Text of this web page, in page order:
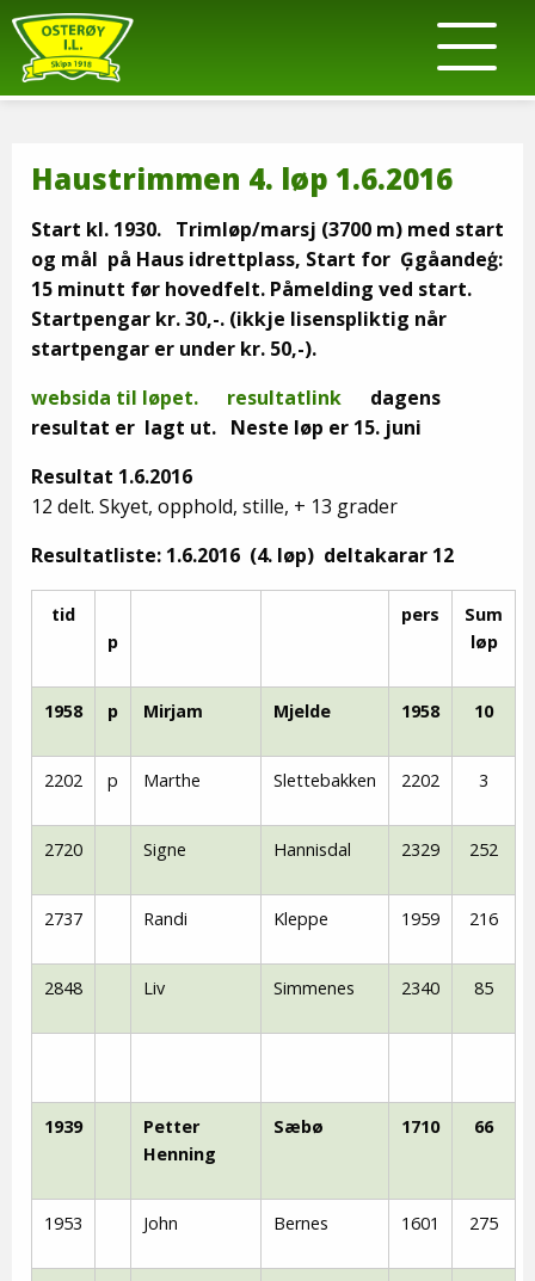
Haustrimmen 4. løp 1.6.2016
Start kl. 1930. Trimløp/marsj (3700 m) med start
og mål på Haus idrettplass, Start for Ģgåandeģ:
15 minutt før hovedfelt. Påmelding ved start.
Startpengar kr. 30,-. (ikkje lisenspliktig når
startpengar er under kr. 50,-).
websida til løpet.
resultatlink dagens
resultat er lagt ut. Neste løp er 15. juni
Resultat 1.6.2016
12 delt. Skyet, opphold, stille, + 13 grader
Resultatliste: 1.6.2016 (4. løp) deltakarar 12
tid
p
pers
Sum
løp
1958 p Mirjam Mjelde 1958 10
2202 p Marthe Slettebakken 2202 3
2720 Signe Hannisdal 2329 252
2737 Randi Kleppe 1959 216
2848 Liv Simmenes 2340 85
1939
Petter
Henning
Sæbø 1710 66
1953 John Bernes 1601 275